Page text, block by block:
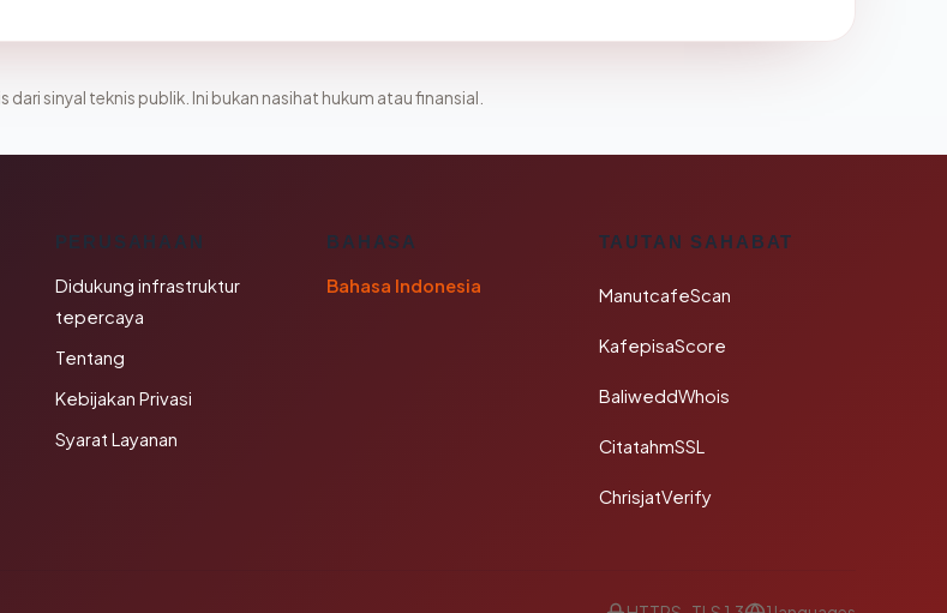
sinyal teknis publik. Ini bukan nasihat hukum atau finansial.
PERUSAHAAN
Didukung infrastruktur
tepercaya
Tentang
Kebijakan Privasi
Syarat Layanan
BAHASA
Bahasa Indonesia
TAUTAN SAHABAT
ManutcafeScan
KafepisaScore
BaliweddWhois
CitatahmSSL
ChrisjatVerify